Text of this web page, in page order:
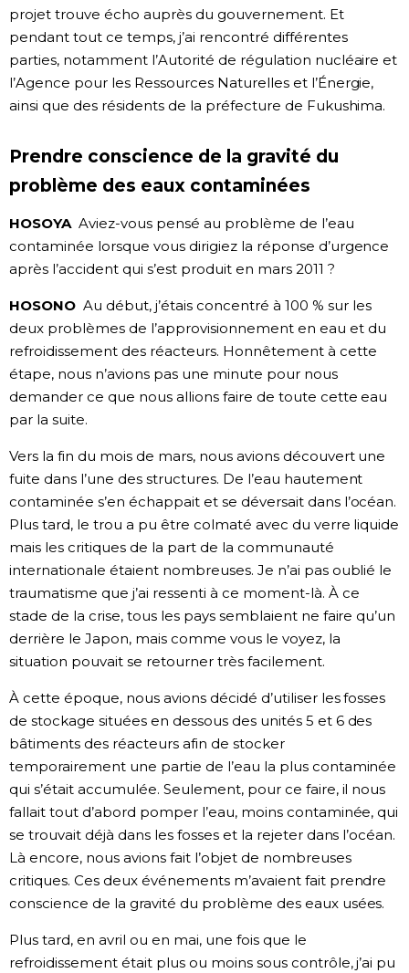
projet trouve écho auprès du gouvernement. Et
pendant tout ce temps, j’ai rencontré différentes
parties, notamment l’Autorité de régulation nucléaire et
l’Agence pour les Ressources Naturelles et l’Énergie,
ainsi que des résidents de la préfecture de Fukushima.
Prendre conscience de la gravité du
problème des eaux contaminées
HOSOYAAviez-vous pensé au problème de l’eau
contaminée lorsque vous dirigiez la réponse d’urgence
après l’accident qui s’est produit en mars 2011 ?
HOSONOAu début, j’étais concentré à 100 % sur les
deux problèmes de l’approvisionnement en eau et du
refroidissement des réacteurs. Honnêtement à cette
étape, nous n’avions pas une minute pour nous
demander ce que nous allions faire de toute cette eau
par la suite.
Vers la fin du mois de mars, nous avions découvert une
fuite dans l’une des structures. De l’eau hautement
contaminée s’en échappait et se déversait dans l’océan.
Plus tard, le trou a pu être colmaté avec du verre liquide
mais les critiques de la part de la communauté
internationale étaient nombreuses. Je n’ai pas oublié le
traumatisme que j’ai ressenti à ce moment-là. À ce
stade de la crise, tous les pays semblaient ne faire qu’un
derrière le Japon, mais comme vous le voyez, la
situation pouvait se retourner très facilement.
À cette époque, nous avions décidé d’utiliser les fosses
de stockage situées en dessous des unités 5 et 6 des
bâtiments des réacteurs afin de stocker
temporairement une partie de l’eau la plus contaminée
qui s’était accumulée. Seulement, pour ce faire, il nous
fallait tout d’abord pomper l’eau, moins contaminée, qui
se trouvait déjà dans les fosses et la rejeter dans l’océan.
Là encore, nous avions fait l’objet de nombreuses
critiques. Ces deux événements m’avaient fait prendre
conscience de la gravité du problème des eaux usées.
Plus tard, en avril ou en mai, une fois que le
refroidissement était plus ou moins sous contrôle, j’ai pu